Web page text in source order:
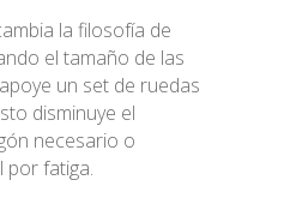
la filosofía de
el tamaño de las
un set de ruedas
disminuye el
necesario o
por fatiga.